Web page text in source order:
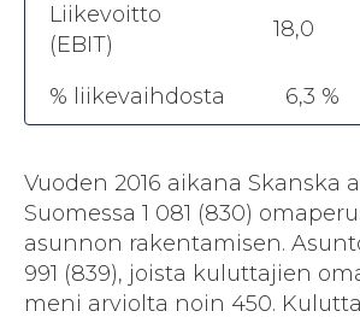
Liikevoitto
(EBIT)
18,0
% liikevaihdosta 6,3 %
Vuoden 2016 aikana Skanska
Suomessa 1 081 (830)
asunnon rakentamisen.
991 (839), joista kuluttajien
meni arviolta noin 450.